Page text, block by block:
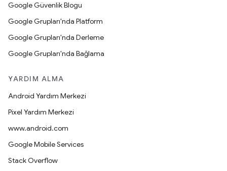
Google Güvenlik Blogu
Google Grupları'nda Platform
Google Grupları'nda Derleme
Google Grupları'nda Bağlama
YARDIM ALMA
Android Yardım Merkezi
Pixel Yardım Merkezi
www.android.com
Google Mobile Services
Stack Overflow